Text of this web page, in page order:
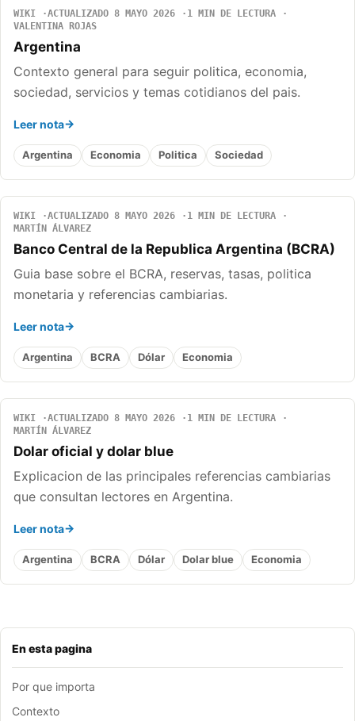
En esta pagina
Por que importa
Contexto
WIKI ACTUALIZADO 8 MAYO 2026
1 MIN DE LECTURA
VALENTINA ROJAS
Argentina
Contexto general para seguir politica, economia,
sociedad, servicios y temas cotidianos del pais.
Leer nota
Argentina Economia Politica Sociedad
WIKI ACTUALIZADO 8 MAYO 2026
1 MIN DE LECTURA
MARTÍN ÁLVAREZ
Banco Central de la Republica Argentina (BCRA)
Guia base sobre el BCRA, reservas, tasas, politica
monetaria y referencias cambiarias.
Leer nota
Argentina BCRA Dólar Economia
WIKI ACTUALIZADO 8 MAYO 2026
1 MIN DE LECTURA
MARTÍN ÁLVAREZ
Dolar oficial y dolar blue
Explicacion de las principales referencias cambiarias
que consultan lectores en Argentina.
Leer nota
Argentina BCRA Dólar Dolar blue Economia